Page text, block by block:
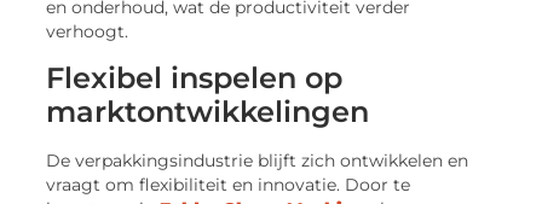
en onderhoud, wat de productiviteit verder
verhoogt.
Flexibel inspelen op
marktontwikkelingen
De verpakkingsindustrie blijft zich ontwikkelen en
vraagt om flexibiliteit en innovatie. Door te